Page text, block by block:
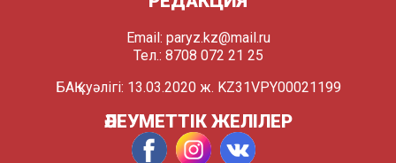
Email: paryz.kz@mail.ru
Тел.: 8708 072 21 25
БАҚ куәлігі: 13.03.2020 ж. KZ31VPY00021199
ӘЛЕУМЕТТІК ЖЕЛІЛЕР